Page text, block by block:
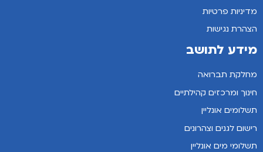
מדיניות פרטיות
הצהרת נגישות
מידע לתושב
מחלקת תברואה
חינוך ומרכזים קהילתיים
תשלומים אונליין
רישום לגנים וצהרונים
תשלומי מים אונליין